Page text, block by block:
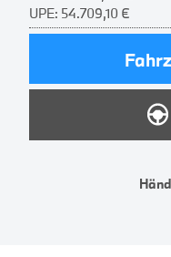
UPE: 54.709,10 €